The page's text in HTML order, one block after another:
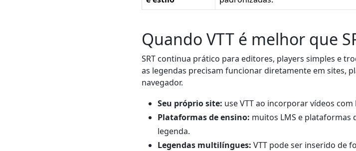
Quando VTT é melhor que
SRT continua prático para editores, players simples e
as legendas precisam funcionar diretamente em sites,
navegador.
Seu próprio site: use VTT ao incorporar vídeos com
Plataformas de ensino: muitos LMS e plataformas
legenda.
Legendas multilíngues: VTT pode ser inserido de